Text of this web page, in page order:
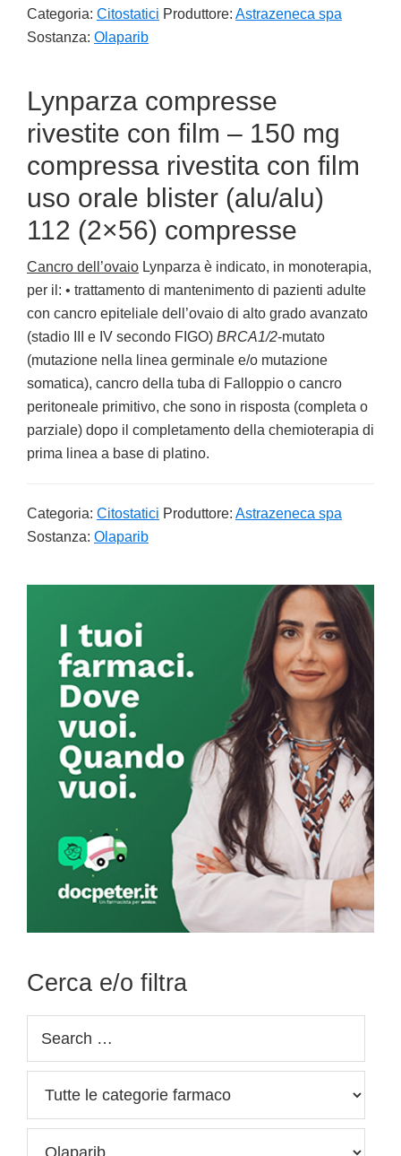
Categoria: Citostatici Produttore: Astrazeneca spa
Sostanza: Olaparib
Lynparza compresse
rivestite con film – 150 mg
compressa rivestita con film
uso orale blister (alu/alu)
112 (2×56) compresse
Cancro dell’ovaio Lynparza è indicato, in monoterapia,
per il: • trattamento di mantenimento di pazienti adulte
con cancro epiteliale dell’ovaio di alto grado avanzato
(stadio III e IV secondo FIGO) BRCA1/2-mutato
(mutazione nella linea germinale e/o mutazione
somatica), cancro della tuba di Falloppio o cancro
peritoneale primitivo, che sono in risposta (completa o
parziale) dopo il completamento della chemioterapia di
prima linea a base di platino.
Categoria: Citostatici Produttore: Astrazeneca spa
Sostanza: Olaparib
Sidebar
Cerca e/o filtra